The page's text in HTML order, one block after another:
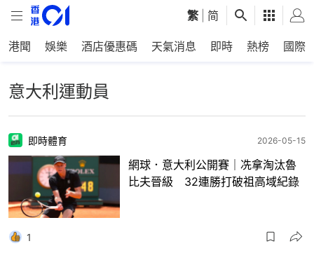
繁 简
港聞 娛樂 酒店優惠碼 天氣消息 即時 熱榜 國際
意大利運動員
即時體育 2026-05-15
網球．意大利公開賽｜冼拿淘汰魯
比夫晉級 32連勝打破祖高域紀錄
1